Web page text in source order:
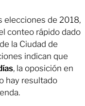
elecciones de 2018,
conteo rápido dado
la Ciudad de
indican que
, la oposición en
hay resultado